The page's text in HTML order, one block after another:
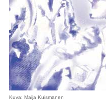
Kuva: Maija Kuismanen